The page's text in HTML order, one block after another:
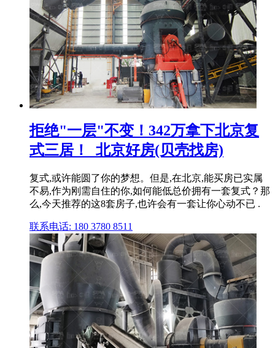
拒绝"一层"不变！342万拿下北京复
式三居！_北京好房(贝壳找房)
复式,或许能圆了你的梦想。但是,在北京,能买房已实属
不易,作为刚需自住的你,如何能低总价拥有一套复式？那
么,今天推荐的这8套房子,也许会有一套让你心动不已 .
联系电话: 180 3780 8511